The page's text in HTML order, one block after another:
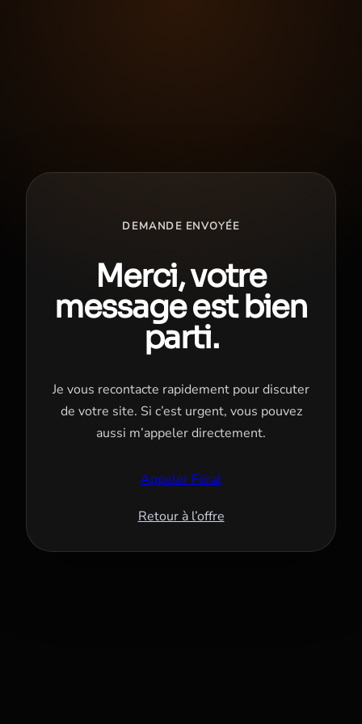
DEMANDE ENVOYÉE
Merci, votre
message est bien
parti.
Je vous recontacte rapidement pour discuter
de votre site. Si c’est urgent, vous pouvez
aussi m’appeler directement.
Appeler Féral
Retour à l’offre